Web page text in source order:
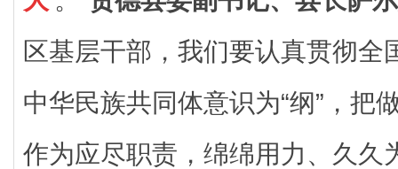
区基层干部，我们要认真贯彻全
中华民族共同体意识为“纲”，把
作为应尽职责，绵绵用力、久久